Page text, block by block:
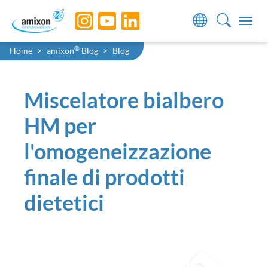
Skip to main navigation
Skip to main content
Skip to page footer
You are here:
Home amixon® Blog Blog
Miscelatore bialbero
HM per
l'omogeneizzazione
finale di prodotti
dietetici